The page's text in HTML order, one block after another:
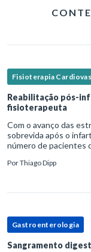
Fisioterapia
Reabilitação pós-
fisioterapeuta
Com o avanço das
sobrevida após o
número de pacientes
PorThiago Dipp
Gastroenterologia
Sangramento